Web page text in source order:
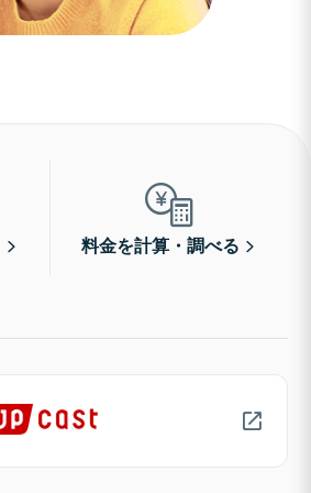
料金を計算・調べる